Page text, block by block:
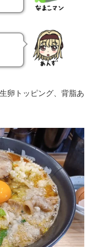
卵トッピング、背脂あ